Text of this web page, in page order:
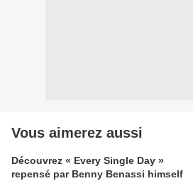
Vous aimerez aussi
Découvrez « Every Single Day »
repensé par Benny Benassi himself